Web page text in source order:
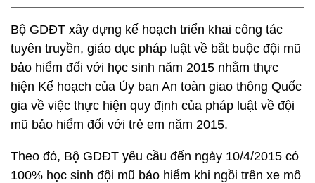
Bộ GDĐT xây dựng kế hoạch triển khai công tác
tuyên truyền, giáo dục pháp luật về bắt buộc đội mũ
bảo hiểm đối với học sinh năm 2015 nhằm thực
hiện Kế hoạch của Ủy ban An toàn giao thông Quốc
gia về việc thực hiện quy định của pháp luật về đội
mũ bảo hiểm đối với trẻ em năm 2015.
Theo đó, Bộ GDĐT yêu cầu đến ngày 10/4/2015 có
100% học sinh đội mũ bảo hiểm khi ngồi trên xe mô